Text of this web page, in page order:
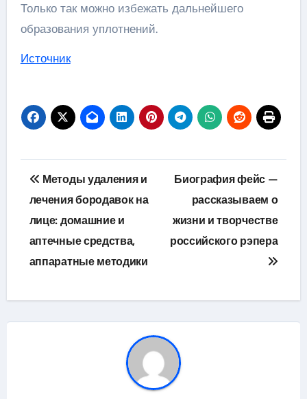
Только так можно избежать дальнейшего
образования уплотнений.
Источник
Навигация
по
записям
Методы удаления и
лечения бородавок на
лице: домашние и
аптечные средства,
аппаратные методики
Биография фейс —
рассказываем о
жизни и творчестве
российского рэпера